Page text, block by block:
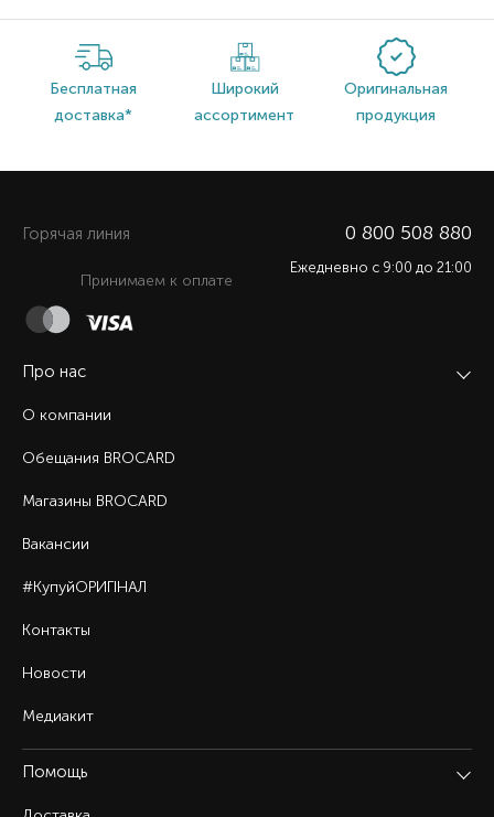
Бесплатная
доставка*
Широкий
ассортимент
Оригинальная
продукция
Про нас
О компании
Обещания BROCARD
Магазины BROCARD
Вакансии
#КупуйОРИГІНАЛ
Контакты
Новости
Медиакит
Помощь
Горячая линия 0 800 508 880
Ежедневно c 9:00 до 21:00
Принимаем к оплате